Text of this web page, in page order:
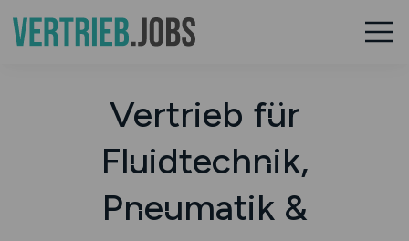
Vertrieb für
Fluidtechnik,
Pneumatik &